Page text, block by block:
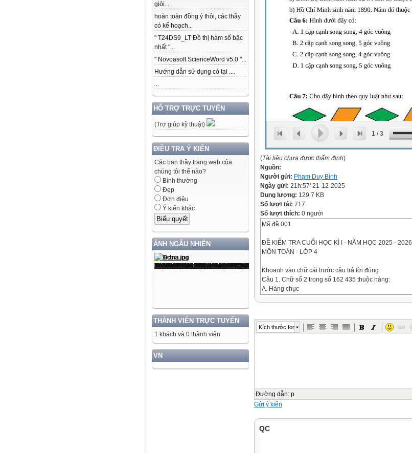
giỏi...
hoàn toàn đồng ý thôi, các thầy
có kế hoạch...
" T24DS9_LT Đồ thị hàm số bậc
nhất "...
" Novoasoft ScienceWord v5.0 "...
Hướng dẫn sử dụng có tại ....
...
HỖ TRỢ TRỰC TUYẾN
(Trợ giúp kỹ thuật)
ĐIỀU TRA Ý KIẾN
Các bạn thầy trang web của
chúng tôi thế nào?
Bình thường
Đẹp
Đơn điệu
Ý kiến khác
ẢNH NGẪU NHIÊN
THÀNH VIÊN TRỰC TUYẾN
1 khách và 0 thành viên
VN
1 /3
(Tài liệu chưa được thẩm định)
Nguồn:
Người gửi: Phạm Duy Bình
Ngày gửi: 21h:57' 21-12-2025
Dung lượng: 129.7 KB
Số lượt tải: 717
Số lượt thích: 0 người
Mã đề 001
ĐỀ KIỂM TRA CUỐI HỌC KÌ I - NĂM HỌC 2025 - 2026
MÔN TOÁN - LỚP 4
Khoanh vào chữ cái trước câu trả lời đúng
Câu 1. Chữ số 2 trong số 162 435 thuộc hàng:
A. Hàng chục
C. Hàng nghìn
B. 90°
C. 120°
Kích thước font
Đường dẫn: p
Gửi ý kiến
QC